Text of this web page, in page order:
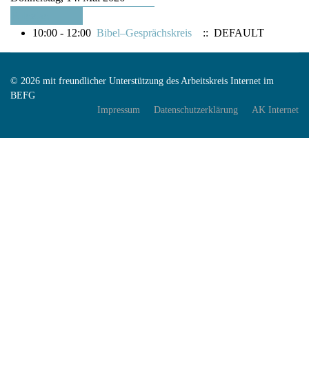
10:00 - 12:00 Bibel–Gesprächskreis :: DEFAULT
© 2026 mit freundlicher Unterstützung des Arbeitskreis Internet im
BEFG
Impressum
Datenschutzerklärung AK Internet